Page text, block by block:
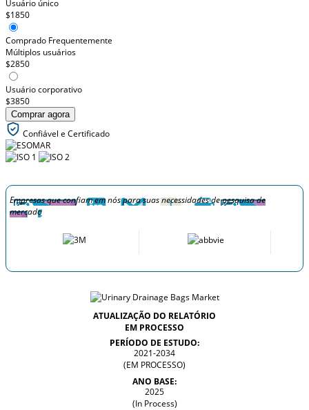
Usuário único
$1850
Comprado Frequentemente
Múltiplos usuários
$2850
Usuário corporativo
$3850
Comprar agora
Confiável e Certificado
Empresas que confiam em nós para suas necessidades de pesquisa de
mercado
ATUALIZAÇÃO DO RELATÓRIO
EM PROCESSO
PERÍODO DE ESTUDO:
2021-2034
(EM PROCESSO)
ANO BASE:
2025
(In Process)